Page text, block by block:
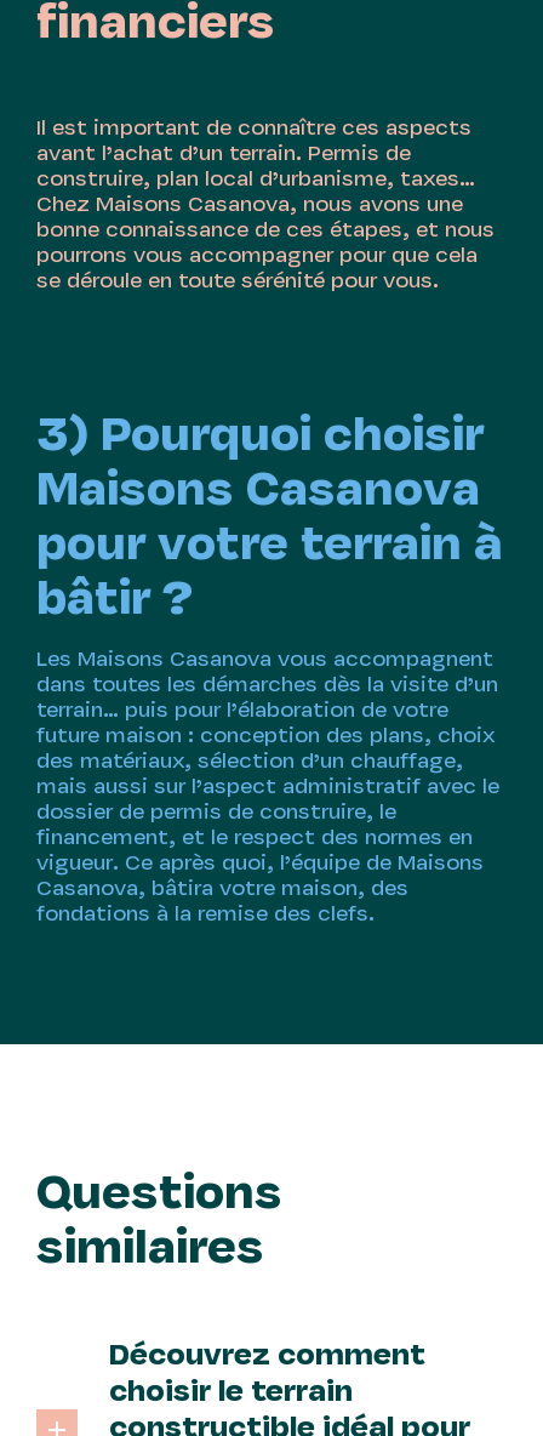
financiers
Il est important de connaître ces aspects
avant l’achat d’un terrain. Permis de
construire, plan local d’urbanisme, taxes…
Chez Maisons Casanova, nous avons une
bonne connaissance de ces étapes, et nous
pourrons vous accompagner pour que cela
se déroule en toute sérénité pour vous.
3) Pourquoi choisir
Maisons Casanova
pour votre terrain à
bâtir ?
Les Maisons Casanova vous accompagnent
dans toutes les démarches dès la visite d’un
terrain… puis pour l’élaboration de votre
future maison : conception des plans, choix
des matériaux, sélection d’un chauffage,
mais aussi sur l’aspect administratif avec le
dossier de permis de construire, le
financement, et le respect des normes en
vigueur. Ce après quoi, l’équipe de Maisons
Casanova, bâtira votre maison, des
fondations à la remise des clefs.
Questions
similaires
Découvrez comment
choisir le terrain
constructible idéal pour